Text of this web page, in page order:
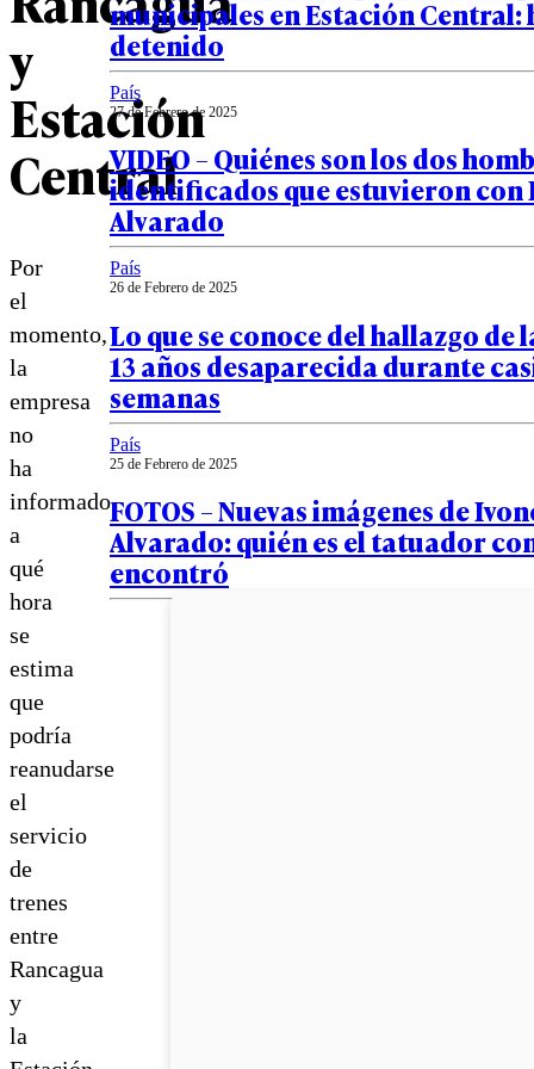
y
Estación
Central
Por
el
momento,
la
empresa
no
ha
informado
a
qué
hora
se
estima
que
podría
reanudarse
el
servicio
de
trenes
entre
Rancagua
y
la
municipales en Estación Central:
detenido
País
27 de Febrero de 2025
VIDEO – Quiénes son los dos
identificados que estuvieron con
Alvarado
País
26 de Febrero de 2025
Lo que se conoce del hallazgo de
13 años desaparecida durante
semanas
País
25 de Febrero de 2025
FOTOS – Nuevas imágenes de
Alvarado: quién es el tatuador
encontró